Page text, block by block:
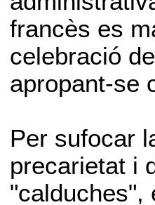
francès es
celebració
apropant-se
Per sufocar
precarietat i
"calduches",